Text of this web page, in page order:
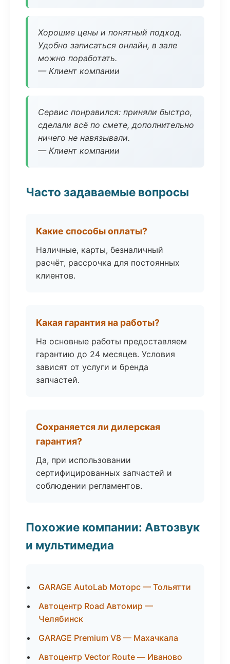
Хорошие цены и понятный подход.
Удобно записаться онлайн, в зале
можно поработать.
— Клиент компании
Сервис понравился: приняли быстро,
сделали всё по смете, дополнительно
ничего не навязывали.
— Клиент компании
Часто задаваемые вопросы
Какие способы оплаты?
Наличные, карты, безналичный
расчёт, рассрочка для постоянных
клиентов.
Какая гарантия на работы?
На основные работы предоставляем
гарантию до 24 месяцев. Условия
зависят от услуги и бренда
запчастей.
Сохраняется ли дилерская
гарантия?
Да, при использовании
сертифицированных запчастей и
соблюдении регламентов.
Похожие компании: Автозвук
и мультимедиа
GARAGE AutoLab Моторс — Тольятти
Автоцентр Road Автомир —
Челябинск
GARAGE Premium V8 — Махачкала
Автоцентр Vector Route — Иваново